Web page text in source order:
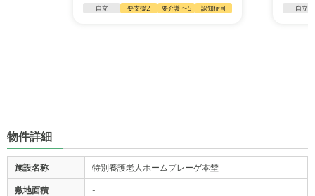
自立 要支援2 要介護1〜5 認知症可 自立
物件詳細
施設名称 特別養護老人ホームプレーゲ本埜
敷地面積 -